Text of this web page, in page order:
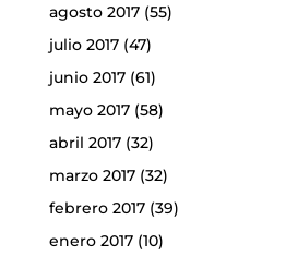
agosto 2017(55)
julio 2017(47)
junio 2017(61)
mayo 2017(58)
abril 2017(32)
marzo 2017(32)
febrero 2017(39)
enero 2017(10)